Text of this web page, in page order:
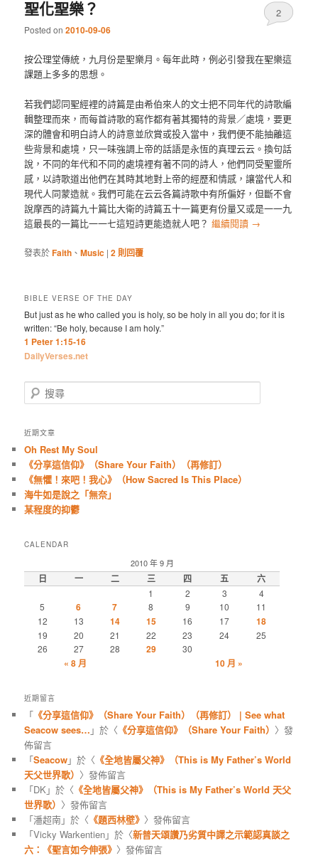
聖化聖樂？
Posted on2010-09-06
2
按公理堂傳統，九月份是聖樂月。每年此時，例必引發我在聖樂這
課題上多多的思想。
若我們認同聖經裡的詩篇是由希伯來人的文士把不同年代的詩歌編
輯整理而來，而每首詩歌的寫作都有著其獨特的背景／處境，要更
深的體會和明白詩人的詩意並欣賞或投入當中，我們便不能抽離這
些背景和處境，只一味強調上帝的話語是永恆的真理云云。換句話
說，不同的年代和不同的處境裡有著不同的詩人，他們同受聖靈所
感，以詩歌道出他們在其時其地對上帝的經歷和情感，讓當代人和
現代人同蒙造就。我們可能在云云各篇詩歌中有所偏好，但斷不會
說摩西的詩篇九十篇比大衛的詩篇五十一篇更有份量又或是一一九
這最長的一篇比一一七這短詩更能造就人吧？繼續閱讀 →
發表於Faith 、Music |2 則回覆
BIBLE VERSE OF THE DAY
But just as he who called you is holy, so be holy in all you do; for it is
written: “Be holy, because I am holy.”
1 Peter 1:15-16
DailyVerses.net
搜
尋
近期文章
Oh Rest My Soul
《分享這信仰》（Share Your Faith）（再修訂）
《無懼！來吧！我心》（How Sacred Is This Place）
海牛如是說之「無奈」
某程度的抑鬱
CALENDAR
2010 年 9 月
日 一 二 三 四 五 六
1 2 3
4
5
6 7 8 9 10
11
12
13 14 15 16 17 18
19 20 21 22 23 24
25
26
27 28 29 30
« 8 月 10 月 »
近期留言
「 《分享這信仰》（Share Your Faith）（再修訂） | See what
Seacow sees… 」於〈 《分享這信仰》（Share Your Faith） 〉發
佈留言
「Seacow」於〈 《全地皆屬父神》（This is My Father’s World
天父世界歌） 〉發佈留言
「DK」於〈 《全地皆屬父神》（This is My Father’s World 天父
世界歌） 〉發佈留言
「潘超南」於〈 《題西林壁》 〉發佈留言
「Vicky Warkentien」於〈新普天頌讚乃劣質中譯之示範認真談之
六：《聖言如今伸張》 〉發佈留言